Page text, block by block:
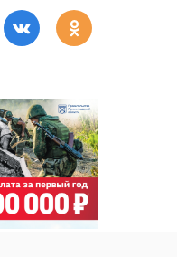
маршрут